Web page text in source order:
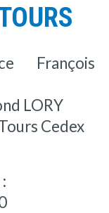
François
LORY
Cedex